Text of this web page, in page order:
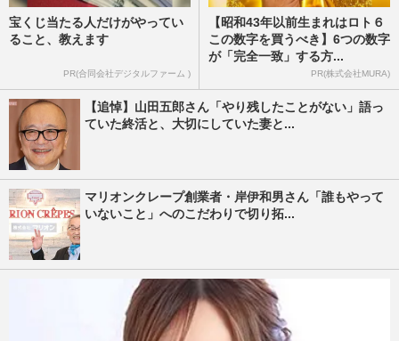
宝くじ当たる人だけがやってい
ること、教えます
PR(合同会社デジタルファーム )
【昭和43年以前生まれはロト６
この数字を買うべき】6つの数字
が「完全一致」する方...
PR(株式会社MURA)
【追悼】山田五郎さん「やり残したことがない」語っ
ていた終活と、大切にしていた妻と...
マリオンクレープ創業者・岸伊和男さん「誰もやって
いないこと」へのこだわりで切り拓...